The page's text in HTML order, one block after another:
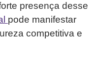
presença desse
pode manifestar
competitiva e